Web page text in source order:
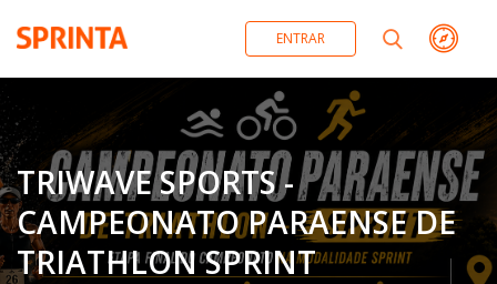
ENTRAR
TRIWAVE SPORTS -
CAMPEONATO PARAENSE DE
TRIATHLON SPRINT